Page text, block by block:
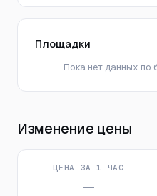
Площадки
Пока нет данных по
Изменение цены
ЦЕНА ЗА 1 ЧАС
—